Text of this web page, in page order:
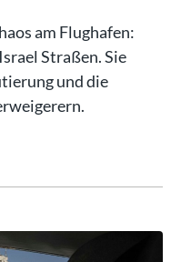
am Flughafen:
Straßen. Sie
und die